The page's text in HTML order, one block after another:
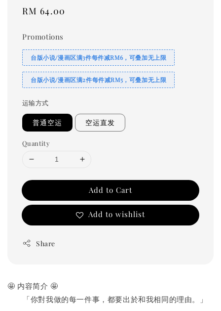
Regular
RM 64.00
Promotions
台版小说/漫画区满3件每件减RM6，可叠加无上限
台版小说/漫画区满2件每件减RM5，可叠加无上限
运输方式
普通空运 空运直发
Quantity
Add to Cart
Add to wishlist
Share
🤩 内容简介 🤩
「你對我做的每一件事，都要出於和我相同的理由。」